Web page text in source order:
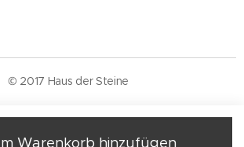
Warenkorb hinzufügen
© 2017 Haus der Steine